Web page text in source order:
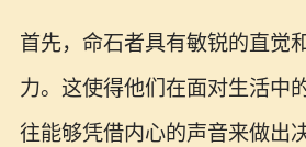
首先，命石者具有敏锐的直觉
力。这使得他们在面对生活中
往能够凭借内心的声音来做出